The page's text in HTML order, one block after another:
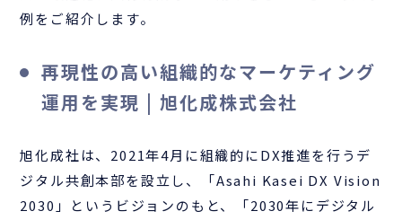
例をご紹介します。
再現性の高い組織的なマーケティング
運用を実現 | 旭化成株式会社
旭化成社は、2021年4月に組織的にDX推進を行うデ
ジタル共創本部を設立し、「Asahi Kasei DX Vision
2030」というビジョンのもと、「2030年にデジタル